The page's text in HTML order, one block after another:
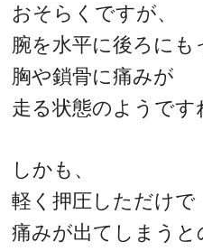
おそらくですが、
腕を水平に後ろにも
胸や鎖骨に痛みが
走る状態のようです
しかも、
軽く押圧しただけで
痛みが出てしまうと